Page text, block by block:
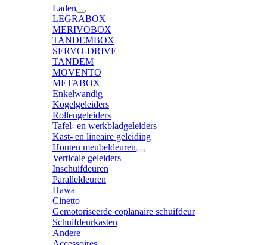
Laden
LEGRABOX
MERIVOBOX
TANDEMBOX
SERVO-DRIVE
TANDEM
MOVENTO
METABOX
Enkelwandig
Kogelgeleiders
Rollengeleiders
Tafel- en werkbladgeleiders
Kast- en lineaire geleiding
Houten meubeldeuren
Verticale geleiders
Inschuifdeuren
Paralleldeuren
Hawa
Cinetto
Gemotoriseerde coplanaire schuifdeur
Schuifdeurkasten
Andere